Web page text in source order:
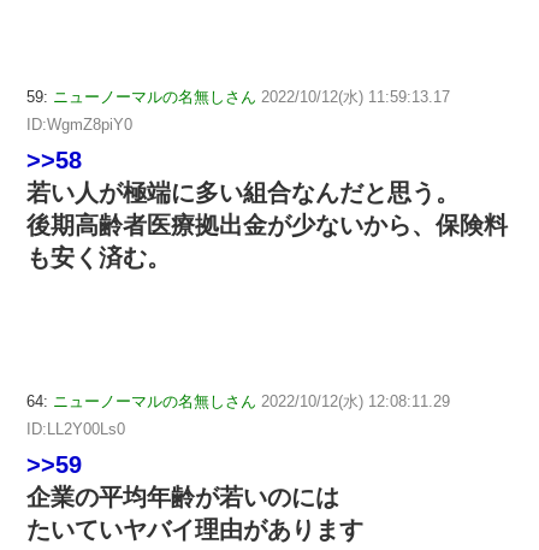
59: ニューノーマルの名無しさん 2022/10/12(水) 11:59:13.17
ID:WgmZ8piY0
>>58
若い人が極端に多い組合なんだと思う。
後期高齢者医療拠出金が少ないから、保険料
も安く済む。
64: ニューノーマルの名無しさん 2022/10/12(水) 12:08:11.29
ID:LL2Y00Ls0
>>59
企業の平均年齢が若いのには
たいていヤバイ理由があります